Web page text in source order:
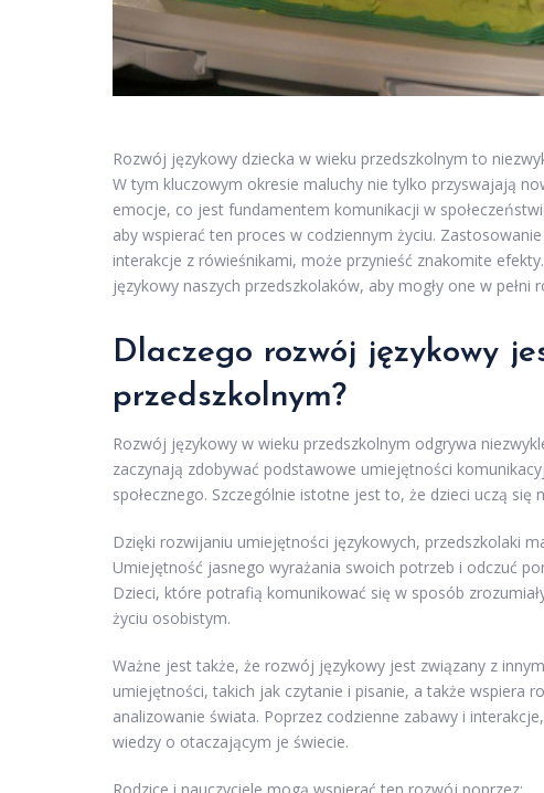
Rozwój językowy dziecka w wieku przedszkolnym to
W tym kluczowym okresie maluchy nie tylko przyswajają
emocje, co jest fundamentem komunikacji w
aby wspierać ten proces w codziennym życiu.
interakcje z rówieśnikami, może przynieść znakomite
językowy naszych przedszkolaków, aby mogły one w
Dlaczego rozwój językowy
przedszkolnym?
Rozwój językowy w wieku przedszkolnym odgrywa
zaczynają zdobywać podstawowe umiejętności
społecznego. Szczególnie istotne jest to, że dzieci uczą się
Dzięki rozwijaniu umiejętności językowych, przedszkolaki
Umiejętność jasnego wyrażania swoich potrzeb i odczuć
Dzieci, które potrafią komunikować się w sposób
życiu osobistym.
Ważne jest także, że rozwój językowy jest związany z
umiejętności, takich jak czytanie i pisanie, a także wspiera
analizowanie świata. Poprzez codzienne zabawy i
wiedzy o otaczającym je świecie.